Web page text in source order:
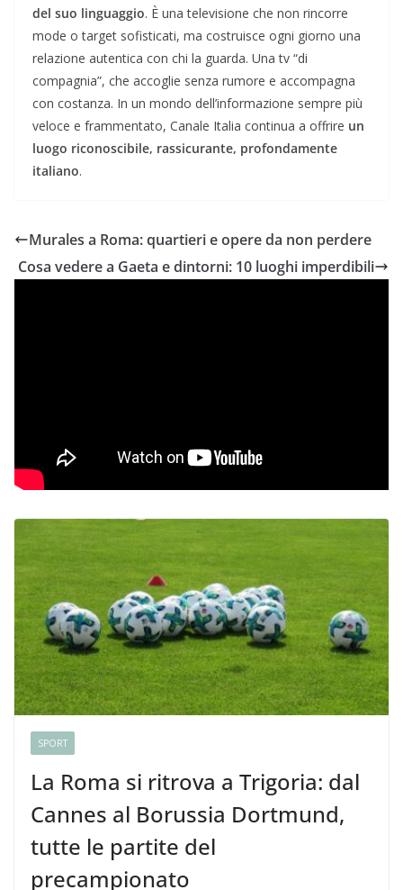
del suo linguaggio. È una televisione che non rincorre
mode o target sofisticati, ma costruisce ogni giorno una
relazione autentica con chi la guarda. Una tv “di
compagnia”, che accoglie senza rumore e accompagna
con costanza. In un mondo dell’informazione sempre più
veloce e frammentato, Canale Italia continua a offrire un
luogo riconoscibile, rassicurante, profondamente
italiano.
Murales a Roma: quartieri e opere da non perdere
Cosa vedere a Gaeta e dintorni: 10 luoghi imperdibili
SPORT
La Roma si ritrova a Trigoria: dal
Cannes al Borussia Dortmund,
tutte le partite del
precampionato